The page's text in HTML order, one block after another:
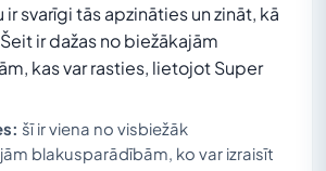
svarīgi tās apzināties un zināt, kā
ir dažas no biežākajām
kas var rasties, lietojot Super
šī ir viena no visbiežāk
blakusparādībām, ko var izraisīt